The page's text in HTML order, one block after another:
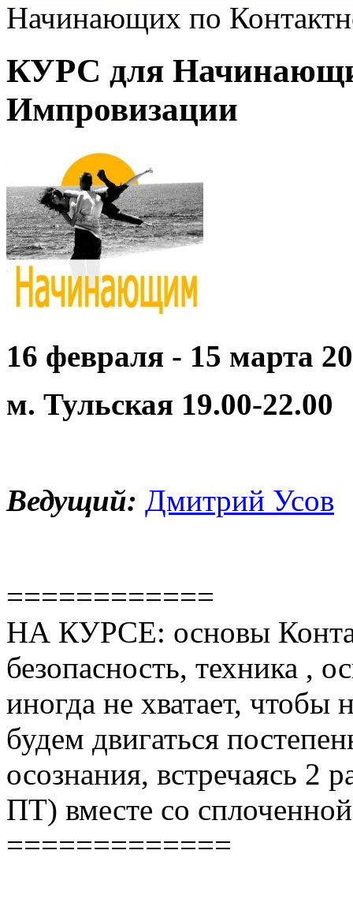
Начинающих по
КУРС для
Импровизации
16 февраля - 15 марта
м. Тульская 19.00-22.00
Ведущий: Дмитрий Усов
============
НА КУРСЕ: основы
безопасность, техника ,
иногда не хватает,
будем двигаться
осознания, встречаясь 2
ПТ) вместе со
=============